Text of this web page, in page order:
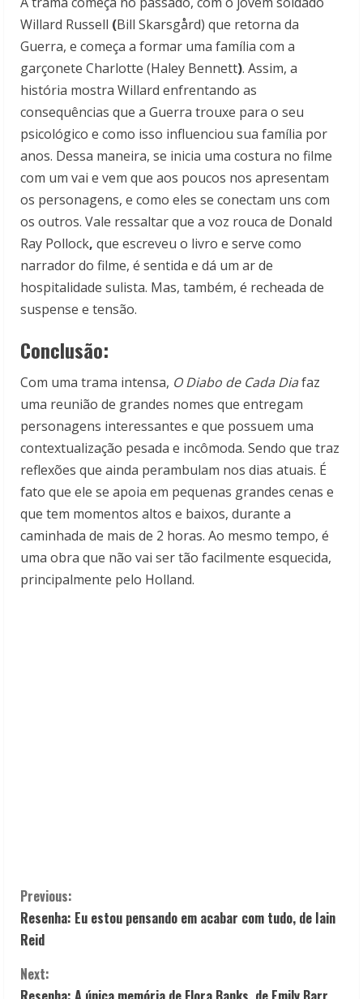
Willard Russell (Bill Skarsgård) que retorna da
Guerra, e começa a formar uma família com a
garçonete Charlotte (Haley Bennett). Assim, a
história mostra Willard enfrentando as
consequências que a Guerra trouxe para o seu
psicológico e como isso influenciou sua família por
anos. Dessa maneira, se inicia uma costura no filme
com um vai e vem que aos poucos nos apresentam
os personagens, e como eles se conectam uns com
os outros. Vale ressaltar que a voz rouca de Donald
Ray Pollock, que escreveu o livro e serve como
narrador do filme, é sentida e dá um ar de
hospitalidade sulista. Mas, também, é recheada de
suspense e tensão.
Conclusão:
Com uma trama intensa, O Diabo de Cada Diafaz
uma reunião de grandes nomes que entregam
personagens interessantes e que possuem uma
contextualização pesada e incômoda. Sendo que traz
reflexões que ainda perambulam nos dias atuais. É
fato que ele se apoia em pequenas grandes cenas e
que tem momentos altos e baixos, durante a
caminhada de mais de 2 horas. Ao mesmo tempo, é
uma obra que não vai ser tão facilmente esquecida,
principalmente pelo Holland.
C
o
n
Previous:
Resenha: Eu estou pensando em acabar com tudo, de Iain
Reid
Next: